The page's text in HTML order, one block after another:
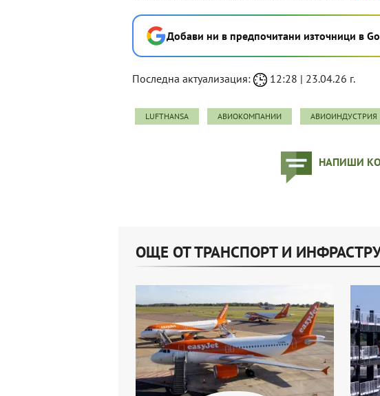
Добави ни в предпочитани източници в
Последна актуализация: 12:28 | 23.04.26 г.
LUFTHANSA АВИОКОМПАНИИ АВИОИНДУСТРИЯ
НАПИШИ
ОЩЕ ОТ ТРАНСПОРТ И